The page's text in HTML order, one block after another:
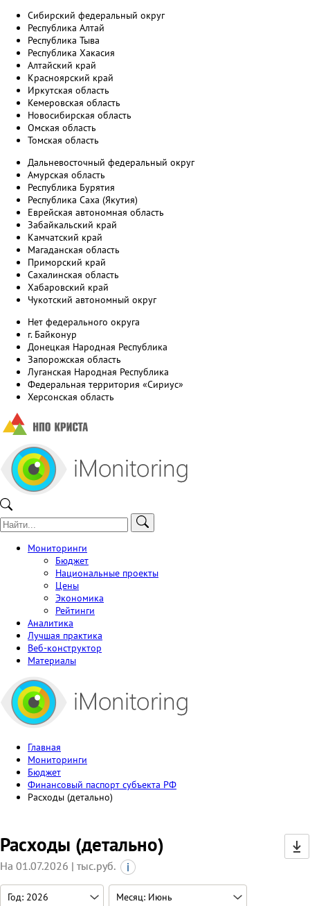
Сибирский федеральный округ
Республика Алтай
Республика Тыва
Республика Хакасия
Алтайский край
Красноярский край
Иркутская область
Кемеровская область
Новосибирская область
Омская область
Томская область
Дальневосточный федеральный округ
Амурская область
Республика Бурятия
Республика Саха (Якутия)
Еврейская автономная область
Забайкальский край
Камчатский край
Магаданская область
Приморский край
Сахалинская область
Хабаровский край
Чукотский автономный округ
Нет федерального округа
г. Байконур
Донецкая Народная Республика
Запорожская область
Луганская Народная Республика
Федеральная территория «Сириус»
Херсонская область
Мониторинги
Бюджет
Национальные проекты
Цены
Экономика
Рейтинги
Аналитика
Лучшая практика
Веб-конструктор
Материалы
Главная
Мониторинги
Бюджет
Финансовый паспорт субъекта РФ
Расходы (детально)
Расходы (детально)
На 01.07.2026 | тыс.руб.